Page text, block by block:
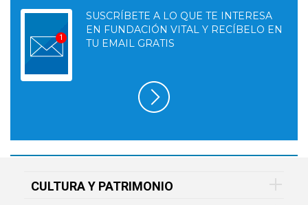
SUSCRÍBETE A LO QUE TE INTERESA
EN FUNDACIÓN VITAL Y RECÍBELO EN
TU EMAIL GRATIS
CULTURA Y PATRIMONIO